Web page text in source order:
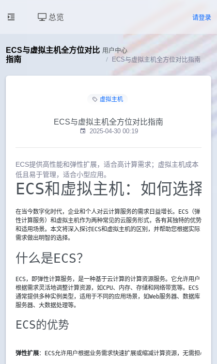
总览 请登录
ECS与虚拟主机全方位对比
指南
用户中心
ECS与虚拟主机全方位对比指南
虚拟主机
ECS与虚拟主机全方位对比指南
2025-04-30 00:19
ECS提供高性能和弹性扩展，适合高计算需求；虚拟主机成本
低且易于管理，适合小型应用。
ECS和虚拟主机：如何选择
在当今数字化时代，企业和个人对云计算服务的需求日益增长。ECS（弹
性计算服务）和虚拟主机作为两种常见的云服务形式，各有其独特的优势
和适用场景。本文将深入探讨ECS和虚拟主机的区别，并帮助您根据实际
需求做出明智的选择。
什么是ECS？
ECS，即弹性计算服务，是一种基于云计算的计算资源服务。它允许用户
根据需求灵活地调整计算资源，如CPU、内存、存储和网络带宽等。ECS
通常提供多种实例类型，适用于不同的应用场景，如Web服务器、数据库
服务器、大数据处理等。
ECS的优势
弹性扩展：ECS允许用户根据业务需求快速扩展或缩减计算资源，无需担心硬